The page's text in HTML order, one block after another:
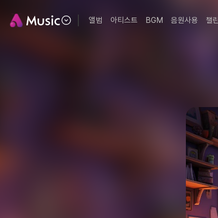
앨범 아티스트 BGM 음원사용 챌